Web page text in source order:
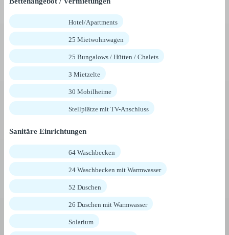
Hotel/Apartments
25 Mietwohnwagen
25 Bungalows / Hütten / Chalets
3 Mietzelte
30 Mobilheime
Stellplätze mit TV-Anschluss
Sanitäre Einrichtungen
64 Waschbecken
24 Waschbecken mit Warmwasser
52 Duschen
26 Duschen mit Warmwasser
Solarium